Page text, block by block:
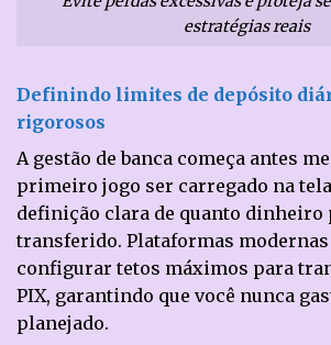
estratégias reais
Definindo limites de depósito
rigorosos
A gestão de banca começa antes
primeiro jogo ser carregado na
definição clara de quanto dinheiro
transferido. Plataformas
configurar tetos máximos para
PIX, garantindo que você nunca
planejado.